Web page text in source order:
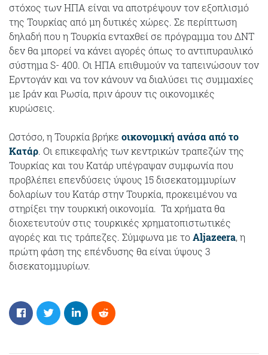
στόχος των ΗΠΑ είναι να αποτρέψουν τον εξοπλισμό
της Τουρκίας από μη δυτικές χώρες. Σε περίπτωση
δηλαδή που η Τουρκία ενταχθεί σε πρόγραμμα του ΔΝΤ
δεν θα μπορεί να κάνει αγορές όπως το αντιπυραυλικό
σύστημα S- 400. Οι ΗΠΑ επιθυμούν να ταπεινώσουν τον
Ερντογάν και να τον κάνουν να διαλύσει τις συμμαχίες
με Ιράν και Ρωσία, πριν άρουν τις οικονομικές
κυρώσεις.
Ωστόσο, η Τουρκία βρήκε οικονομική ανάσα από το
Κατάρ. Οι επικεφαλής των κεντρικών τραπεζών της
Τουρκίας και του Κατάρ υπέγραψαν συμφωνία που
προβλέπει επενδύσεις ύψους 15 δισεκατομμυρίων
δολαρίων του Κατάρ στην Τουρκία, προκειμένου να
στηρίξει την τουρκική οικονομία. Τα χρήματα θα
διοχετευτούν στις τουρκικές χρηματοπιστωτικές
αγορές και τις τράπεζες. Σύμφωνα με τοΑljazeera, η
πρώτη φάση της επένδυσης θα είναι ύψους 3
δισεκατομμυρίων.